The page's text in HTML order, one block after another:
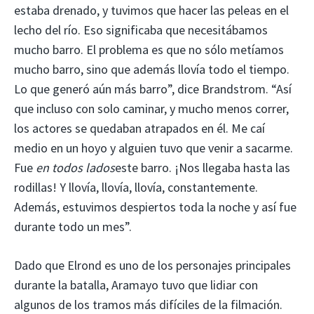
estaba drenado, y tuvimos que hacer las peleas en el
lecho del río. Eso significaba que necesitábamos
mucho barro. El problema es que no sólo metíamos
mucho barro, sino que además llovía todo el tiempo.
Lo que generó aún más barro”, dice Brandstrom. “Así
que incluso con solo caminar, y mucho menos correr,
los actores se quedaban atrapados en él. Me caí
medio en un hoyo y alguien tuvo que venir a sacarme.
Fue en todos ladoseste barro. ¡Nos llegaba hasta las
rodillas! Y llovía, llovía, llovía, constantemente.
Además, estuvimos despiertos toda la noche y así fue
durante todo un mes”.
Dado que Elrond es uno de los personajes principales
durante la batalla, Aramayo tuvo que lidiar con
algunos de los tramos más difíciles de la filmación.